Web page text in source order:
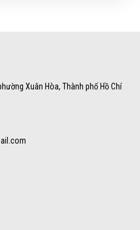
Xuân Hòa, Thành phố Hồ Chí